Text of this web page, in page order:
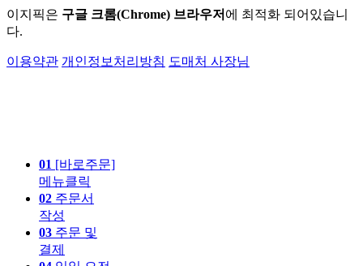
이지픽은 구글 크롬(Chrome) 브라우저 에 최적화 되어있습니
다.
이용약관 개인정보처리방침 도매처 사장님
01 [바로주문]
메뉴클릭
02 주문서
작성
03 주문 및
결제